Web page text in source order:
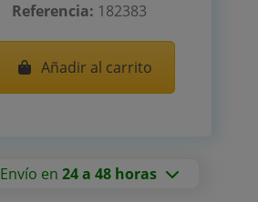
Referencia: 182383
Añadir al carrito
Envío en24 a 48 horas